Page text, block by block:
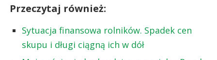
Przeczytaj również:
Sytuacja finansowa rolników. Spadek cen
skupu i długi ciągną ich w dół